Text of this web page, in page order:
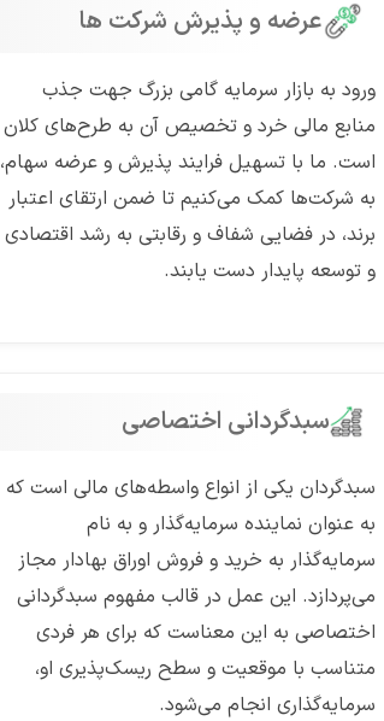
عرضه و پذیرش شرکت ها
ورود به بازار سرمایه گامی بزرگ جهت جذب
منابع مالی خرد و تخصیص آن به طرح‌های کلان
است. ما با تسهیل فرایند پذیرش و عرضه سهام،
به شرکت‌ها کمک می‌کنیم تا ضمن ارتقای اعتبار
برند، در فضایی شفاف و رقابتی به رشد اقتصادی
و توسعه پایدار دست یابند.
سبدگردانی اختصاصی
سبدگردان یکی از انواع واسطه‌های مالی است که
به عنوان نماینده سرمایه‌گذار و به نام
سرمایه‌گذار به خرید و فروش اوراق بهادار مجاز
می‌پردازد. این عمل در قالب مفهوم سبدگردانی
اختصاصی به این معناست که برای هر فردی
متناسب با موقعیت و سطح ریسک‌پذیری او،
سرمایه‌گذاری انجام می‌شود.